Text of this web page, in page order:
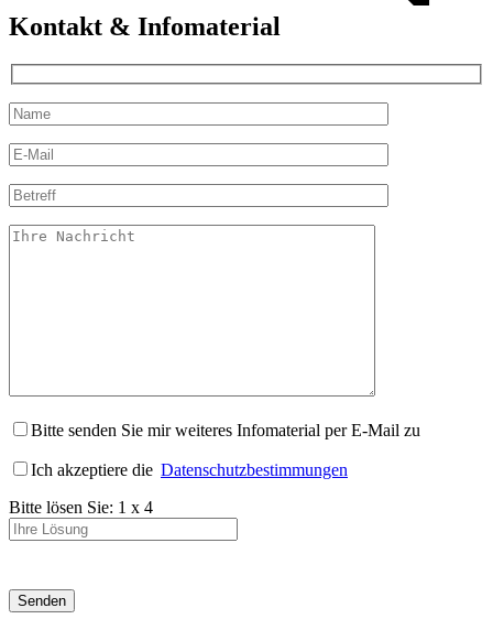
Kontakt & Infomaterial
Bitte senden Sie mir weiteres Infomaterial per E-Mail zu
Ich akzeptiere die Datenschutzbestimmungen
Bitte lösen Sie: 1 x 4